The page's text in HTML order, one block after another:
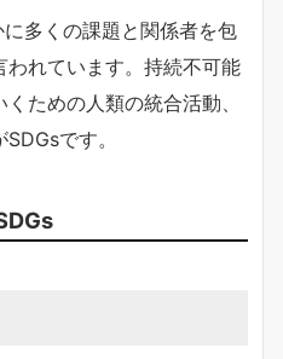
多くの課題と関係者を包
れています。持続不可能
ための人類の統合活動、
です。